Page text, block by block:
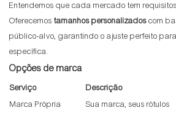
Entendemos que cada mercado tem
Oferecemos tamanhos personalizadoscom
público-alvo, garantindo o ajuste perfeito
específica.
Opções de marca
Serviço Descrição
Marca Própria
Sua marca, seus rótulos